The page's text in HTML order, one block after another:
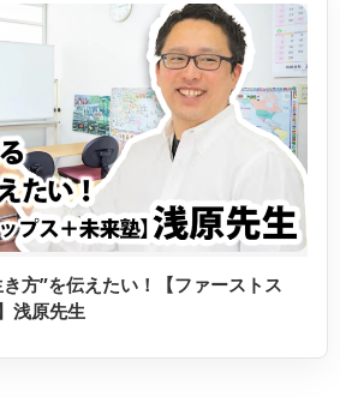
方”を伝えたい！【ファーストス
浅原先生